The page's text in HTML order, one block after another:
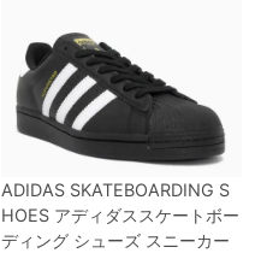
ADIDAS SKATEBOARDING S
HOES アディダススケートボー
ディング シューズ スニーカー